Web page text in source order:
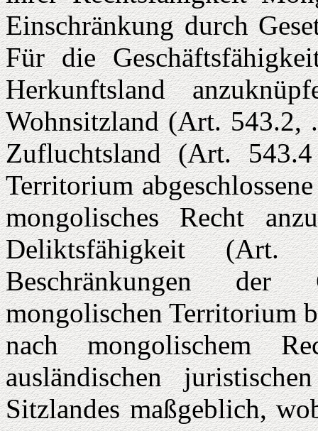
Einschränkung durch
Für die
Herkunftsland
Wohnsitzland (Art. 543.2,
Zufluchtsland (Art.
Territorium
mongolisches Recht
Deliktsfähigkeit (Art.
Beschränkungen der
mongolischen Territorium
nach mongo­lischem
ausländischen
Sitzlandes maßgeblich,